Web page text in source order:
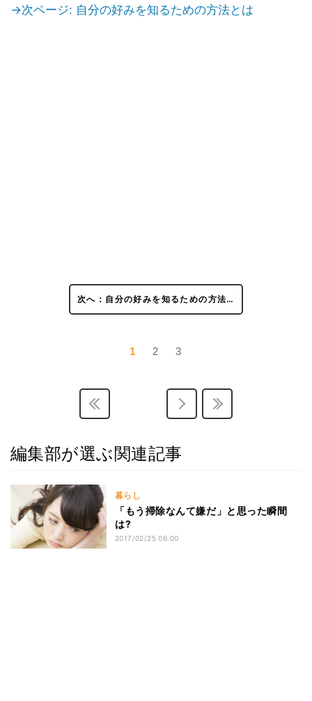
→次ページ: 自分の好みを知るための方法とは
次へ：自分の好みを知るための方法…
1 2 3
編集部が選ぶ関連記事
暮らし
「もう掃除なんて嫌だ」と思った瞬間
は?
2017/02/25 06:00